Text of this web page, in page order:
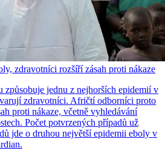
zdravotníci rozšíří zásah proti nákaze
jednu z nejhorších epidemií v
zdravotníci. Afričtí odborníci proto
proti nákaze, včetně vyhledávání
Počet potvrzených případů už
jde o druhou největší epidemii eboly v